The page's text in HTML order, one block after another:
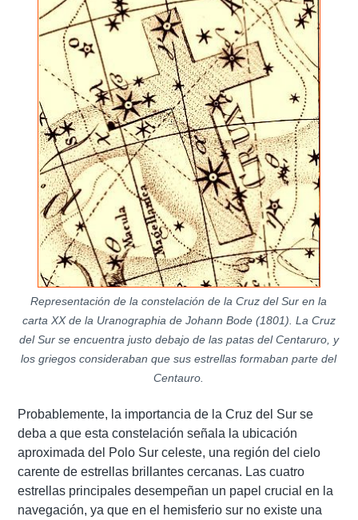
Representación de la constelación de la Cruz del Sur en la
carta XX de la Uranographia de Johann Bode (1801). La Cruz
del Sur se encuentra justo debajo de las patas del Centaruro, y
los griegos consideraban que sus estrellas formaban parte del
Centauro.
Probablemente, la importancia de la Cruz del Sur se
deba a que esta constelación señala la ubicación
aproximada del Polo Sur celeste, una región del cielo
carente de estrellas brillantes cercanas. Las cuatro
estrellas principales desempeñan un papel crucial en la
navegación, ya que en el hemisferio sur no existe una